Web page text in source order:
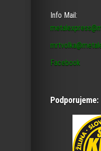
Info Mail:
Facebook
Podporujeme: